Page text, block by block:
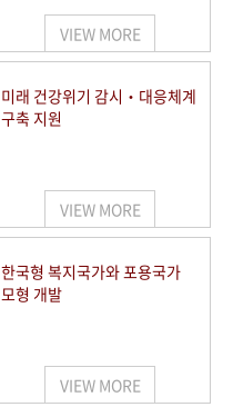
VIEW MORE
미래 건강위기 감시‧대응체계
구축 지원
VIEW MORE
한국형 복지국가와 포용국가
모형 개발
VIEW MORE